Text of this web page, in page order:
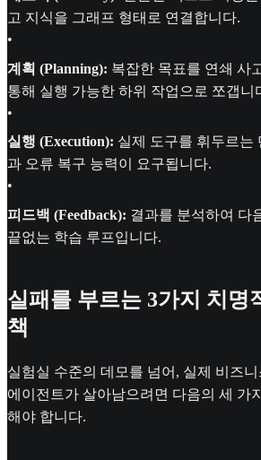
고 지식을 그래프 형태로 연결합니다.
•
계획 (Planning): 복잡한 목표를 연쇄 사
통해 실행 가능한 하위 작업으로 쪼갭니
•
실행 (Execution): 실제 도구를 휘두르는
과 오류 복구 능력이 요구됩니다.
•
피드백 (Feedback): 결과를 분석하여 다
끝없는 학습 루프입니다.
실패를 부르는 3가지 치명
책
실험실 수준의 데모를 넘어, 실제 비즈
에이전트가 살아남으려면 다음의 세 가
해야 합니다.